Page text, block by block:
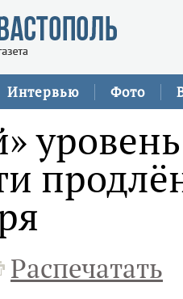
Интервью Фото
Распечатать